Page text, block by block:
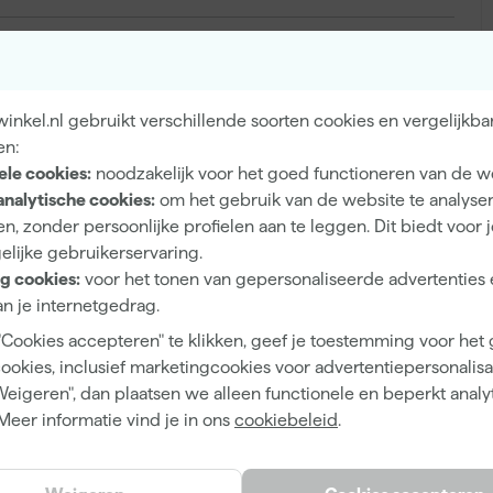
gebruikt verschillende soorten cookies en
cookies: noodzakelijk voor het goed functioneren van de
cookies: om het gebruik van de website te
zonder persoonlijke profielen aan te leggen. Dit biedt voor
gebruikerservaring.
cookies: voor het tonen van gepersonaliseerde advertenties
je internetgedrag.
accepteren" te klikken, geef je toestemming voor het
inclusief marketingcookies voor
dan plaatsen we alleen functionele en beperkt
informatie vind je in ons cookiebeleid.
13 m²/l
2 h
Waterbasis (acryl)